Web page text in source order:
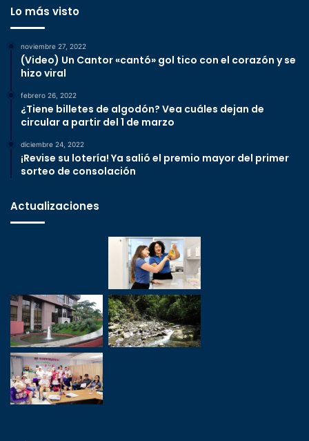
Lo más visto
noviembre 27, 2022
(Video) Un Cantor «cantó» gol tico con el corazón y se
hizo viral
febrero 26, 2022
¿Tiene billetes de algodón? Vea cuáles dejan de
circular a partir del 1 de marzo
diciembre 24, 2022
¡Revise su lotería! Ya salió el premio mayor del primer
sorteo de consolación
Actualizaciones